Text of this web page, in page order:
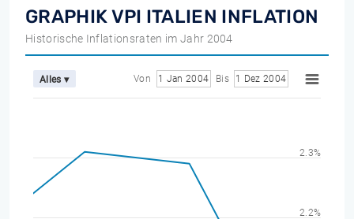
GRAPHIK VPI ITALIEN INFLATION
Historische Inflationsraten im Jahr 2004
Alles ▾ Von 1 Jan 2004 Bis 1 Dez 2004
2.2%
2.3%